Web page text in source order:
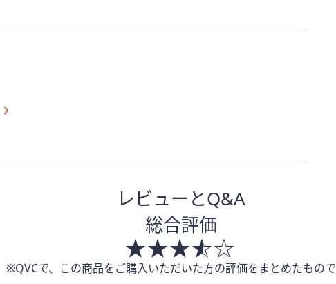
レビューとQ&A
総合評価
※QVCで、この商品をご購入いただいた方の評価をまとめたもの